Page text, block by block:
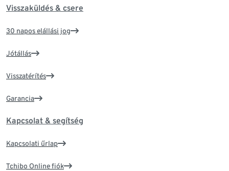
Visszaküldés & csere
30 napos elállási jog
Jótállás
Visszatérítés
Garancia
Kapcsolat & segítség
Kapcsolati űrlap
Tchibo Online fiók